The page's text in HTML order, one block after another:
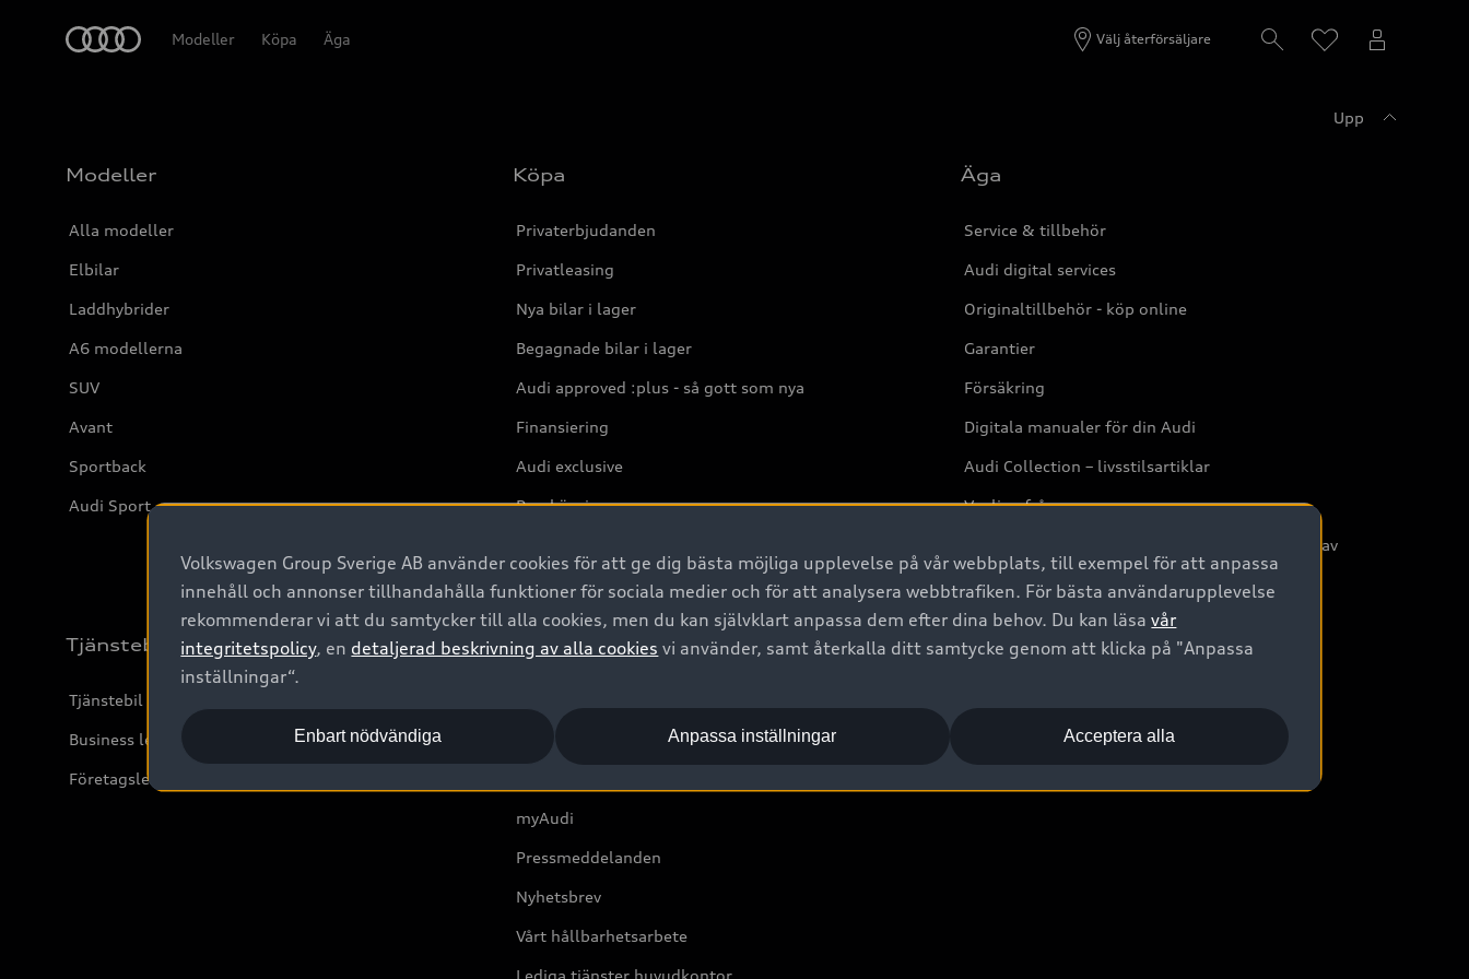
Volkswagen Group Sverige AB använder cookies för att ge dig bästa möjliga upplevelse på vår webbplats, till exempel för att anpassa
innehåll och annonser tillhandahålla funktioner för sociala medier och för att analysera webbtrafiken. För bästa användarupplevelse
rekommenderar vi att du samtycker till alla cookies, men du kan självklart anpassa dem efter dina behov. Du kan läsavår
integritetspolicy, en detaljerad beskrivning av alla cookies vi använder, samt återkalla ditt samtycke genom att klicka på "Anpassa
inställningar“.
Acceptera alla
Enbart nödvändiga Anpassa inställningar
Modeller Köpa Äga Välj återförsäljare
Upp
Modeller
Alla modeller
Elbilar
Laddhybrider
A6 modellerna
SUV
Avant
Sportback
Audi Sport
Köpa
Privaterbjudanden
Privatleasing
Nya bilar i lager
Begagnade bilar i lager
Audi approved :plus - så gott som nya
Finansiering
Audi exclusive
Provkörning
Äga
Service & tillbehör
Audi digital services
Originaltillbehör - köp online
Garantier
Försäkring
Digitala manualer för din Audi
Audi Collection – livsstilsartiklar
Vanliga frågor
2G/3G nätet stängs ned - Hur påverkas min bil av
detta?
Tjänstebil
Tjänstebil
Business lease online
Företagsleasing
Om Audi Sverige
Boka Service online
myAudi
Pressmeddelanden
Nyhetsbrev
Vårt hållbarhetsarbete
Lediga tjänster huvudkontor